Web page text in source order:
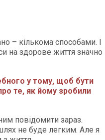
– кількома способами. І
на здорове життя значно
у тому, щоб бути
те, як йому зробили
повідомити зараз.
не буде легким. Але я